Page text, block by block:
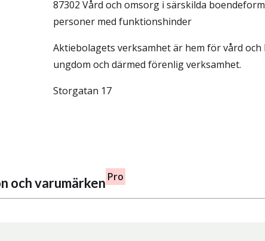
87302 Vård och omsorg i särskilda
personer med funktionshinder
Aktiebolagets verksamhet är hem för vård och
ungdom och därmed förenlig verksamhet.
Storgatan 17
och varumärken Pro